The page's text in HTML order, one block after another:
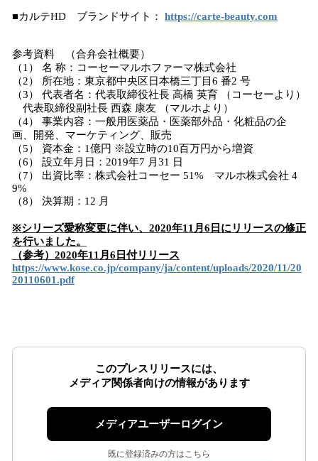
■カルテHD ブランドサイト： https://carte-beauty.com
参考資料 （合弁会社概要）
（1） 名 称：コーセーマルホファーマ株式会社
（2） 所在地：東京都中央区日本橋三丁目6 番2 号
（3） 代表者名：代表取締役社長 高橋 英育 （コーセーより）
代表取締役副社長 西森 康友 （マルホより）
（4） 事業内容：一般用医薬品・医薬部外品・化粧品の企
画、開発、マーケティング、販売
（5） 資本金：1億円 ※設立時の10百万円から増資
（6） 設立年月日：2019年7 月31 日
（7） 出資比率：株式会社コーセー 51% マルホ株式会社 4
9%
（8） 決算期：12 月
※シリーズ愛称変更に伴い、2020年11月6日にリリースの修正
を行いました。
（参考）2020年11月6日付リリース
https://www.kose.co.jp/company/ja/content/uploads/2020/11/20
20110601.pdf
このプレスリリースには、
メディア関係者向けの情報があります
メディアユーザーログイン
既に登録済みの方はこちら